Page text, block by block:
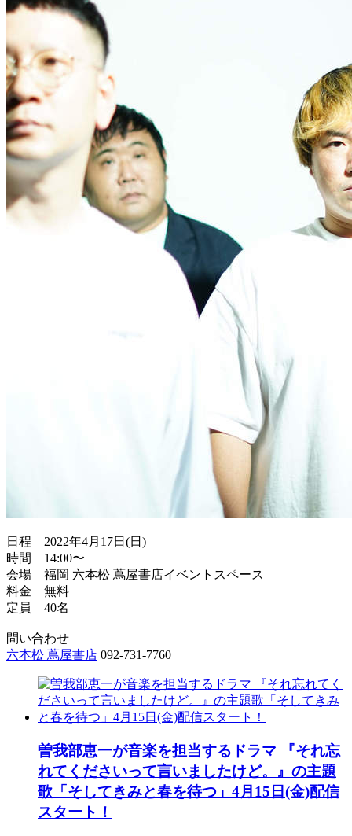
日程 2022年4月17日(日)
時間 14:00〜
会場 福岡 六本松 蔦屋書店イベントスペース
料金 無料
定員 40名
問い合わせ
六本松 蔦屋書店 092-731-7760
曽我部恵一が音楽を担当するドラマ 『それ忘
れてくださいって言いましたけど。』の主題
歌「そしてきみと春を待つ」4月15日(金)配信
スタート！